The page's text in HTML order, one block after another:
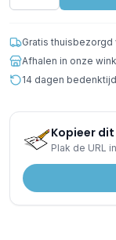
Gratis thuisbezorgd
Afhalen in onze
14 dagen bedenktijd
Kopieer
Plak de URL